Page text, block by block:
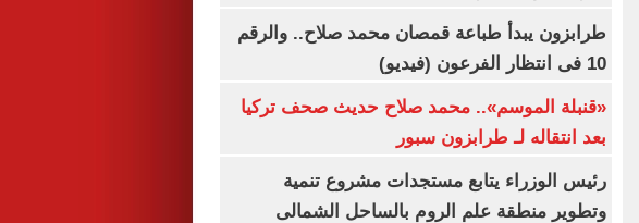
طرابزون يبدأ طباعة قمصان محمد صلاح.. والرقم
10 فى انتظار الفرعون (فيديو)
«قنبلة الموسم».. محمد صلاح حديث صحف تركيا
بعد انتقاله لـ طرابزون سبور
رئيس الوزراء يتابع مستجدات مشروع تنمية
وتطوير منطقة علم الروم بالساحل الشمالى